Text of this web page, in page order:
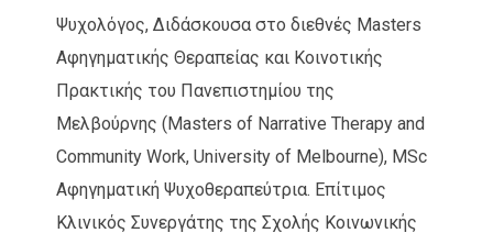
Ψυχολόγος, Διδάσκουσα στο διεθνές Masters
Αφηγηματικής Θεραπείας και Κοινοτικής
Πρακτικής του Πανεπιστημίου της
Μελβούρνης (Masters of Narrative Therapy and
Community Work, University of Melbourne), MSc
Αφηγηματική Ψυχοθεραπεύτρια. Επίτιμος
Κλινικός Συνεργάτης της Σχολής Κοινωνικής